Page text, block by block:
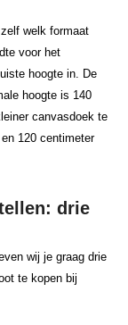
welk formaat
voor het
hoogte in. De
hoogte is 140
canvasdoek te
120 centimeter
drie
wij je graag drie
te kopen bij